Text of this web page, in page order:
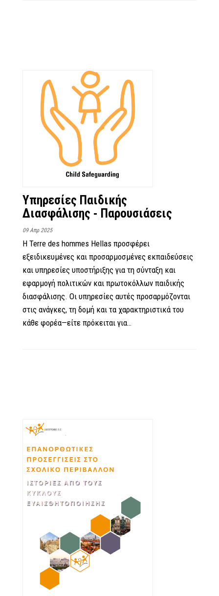
Υπηρεσίες Παιδικής
Διασφάλισης - Παρουσιάσεις
09 Απρ 2025
Η Terre des hommes Hellas προσφέρει
εξειδικευμένες και προσαρμοσμένες εκπαιδεύσεις
και υπηρεσίες υποστήριξης για τη σύνταξη και
εφαρμογή πολιτικών και πρωτοκόλλων παιδικής
διασφάλισης. Οι υπηρεσίες αυτές προσαρμόζονται
στις ανάγκες, τη δομή και τα χαρακτηριστικά του
κάθε φορέα—είτε πρόκειται για…